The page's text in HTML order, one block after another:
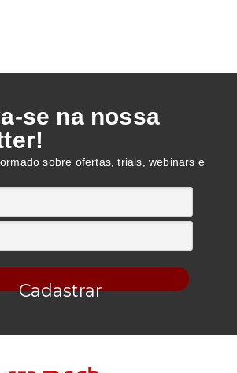
se na nossa
sobre ofertas, trials, webinars e
Cadastrar